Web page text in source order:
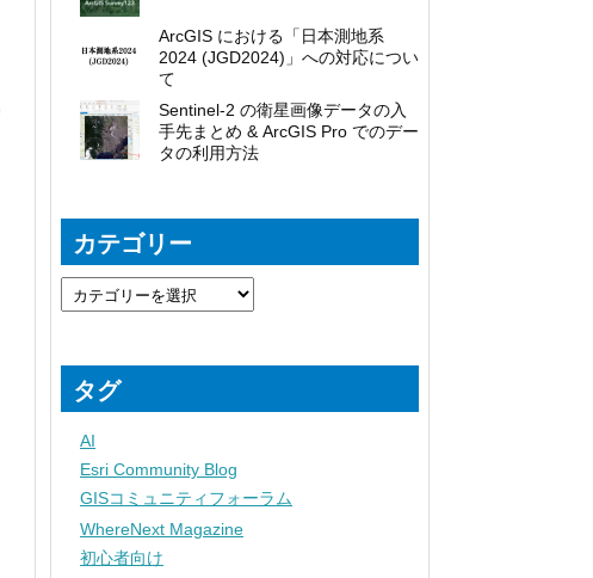
ArcGIS における「日本測地系
2024 (JGD2024)」への対応につい
て
Sentinel-2 の衛星画像データの入
手先まとめ & ArcGIS Pro でのデー
タの利用方法
カテゴリー
タグ
AI
Esri Community Blog
GISコミュニティフォーラム
WhereNext Magazine
初心者向け